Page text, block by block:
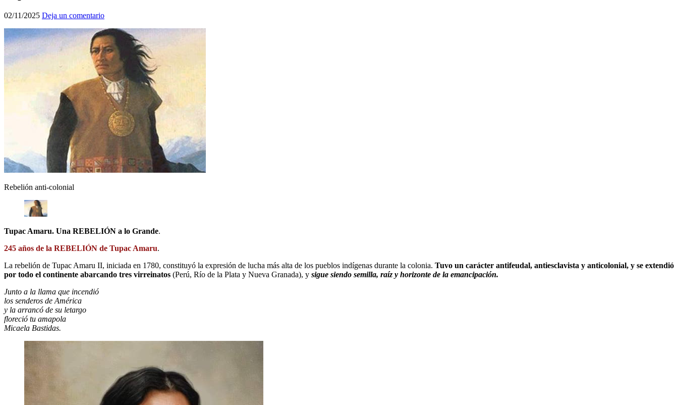
02/11/2025 Deja un comentario
Rebelión anti-colonial
Tupac Amaru. Una REBELIÓN a lo Grande.
245 años de la REBELIÓN de Tupac Amaru.
La rebelión de Tupac Amaru II, iniciada en 1780, constituyó la expresión de lucha más alta de los pueblos indígenas durante la colonia. Tuvo un carácter antifeudal, antiesclavista y anticolonial, y se extendió
por todo el continente abarcando tres virreinatos (Perú, Río de la Plata y Nueva Granada), y sigue siendo semilla, raíz y horizonte de la emancipación.
Junto a la llama que incendió
los senderos de América
y la arrancó de su letargo
floreció tu amapola
Micaela Bastidas.